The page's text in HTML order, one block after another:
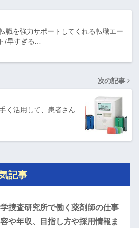
職を強力サポートしてくれる転職エー
/早すぎる…
次の記事
く活用して、患者さん
記事
捜査研究所で働く薬剤師の仕事
や年収、目指し方や採用情報ま